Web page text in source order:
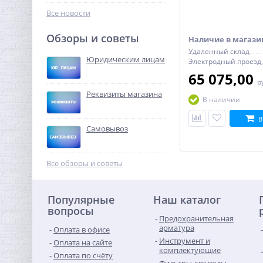
9 323,52
Колено резьбовое (ВР) 1" x
1" латунь UNI-FITT
1 492,00 руб.
-68%
Все новости
Обзоры и советы
Юридическим лицам
Реквизиты магазина
Самовывоз
Все обзоры и советы
Наличие в
Удаленный склад
65 075,00
В наличии
Популярные
вопросы
Оплата в офисе
Оплата на сайте
Оплата по счёту
Наш каталог
Предохранительная
арматура
Инструмент и
комплектующие